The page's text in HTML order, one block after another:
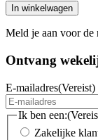
In winkelwagen
Meld je aan voor de
Ontvang
E-mailadres(Vereist)
Ik ben een:
Zakelijke